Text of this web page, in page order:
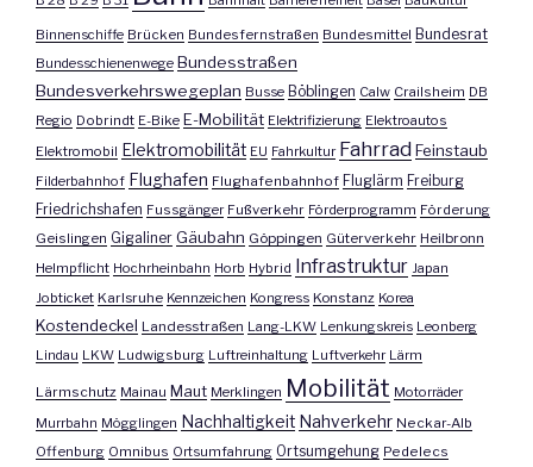
Binnenschiffe Brücken Bundesfernstraßen Bundesmittel Bundesrat
Bundesschienenwege Bundesstraßen
Bundesverkehrswegeplan Busse Böblingen Calw Crailsheim DB
Regio Dobrindt E-Bike E-Mobilität Elektrifizierung Elektroautos
Elektromobil Elektromobilität EU Fahrkultur FahrradFeinstaub
Filderbahnhof Flughafen Flughafenbahnhof Fluglärm Freiburg
Friedrichshafen Fussgänger Fußverkehr Förderprogramm Förderung
Geislingen Gigaliner Gäubahn Göppingen Güterverkehr Heilbronn
Helmpflicht Hochrheinbahn Horb Hybrid Infrastruktur Japan
Jobticket Karlsruhe Kennzeichen Kongress Konstanz Korea
Kostendeckel Landesstraßen Lang-LKW Lenkungskreis Leonberg
Lindau LKW Ludwigsburg Luftreinhaltung Luftverkehr Lärm
Lärmschutz Mainau Maut Merklingen Mobilität Motorräder
Murrbahn Mögglingen Nachhaltigkeit Nahverkehr Neckar-Alb
Offenburg Omnibus Ortsumfahrung Ortsumgehung Pedelecs